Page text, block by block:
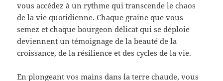
vous accédez à un rythme qui transcende le chaos
de la vie quotidienne. Chaque graine que vous
semez et chaque bourgeon délicat qui se déploie
deviennent un témoignage de la beauté de la
croissance, de la résilience et des cycles de la vie.
En plongeant vos mains dans la terre chaude, vous